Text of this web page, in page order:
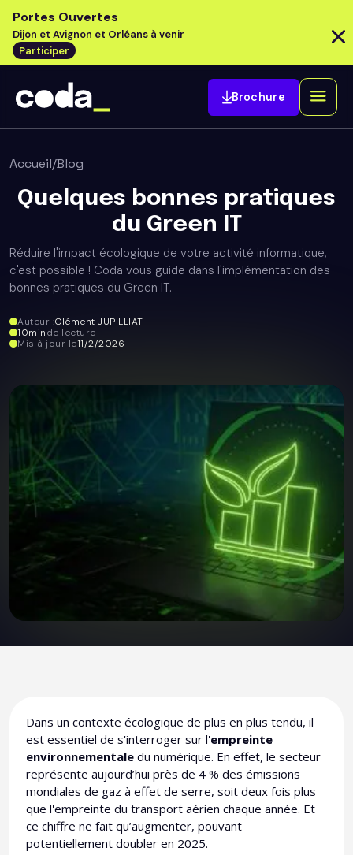
Portes Ouvertes
Dijon et Avignon et Orléans à venir
Participer
Brochure
Accueil/Blog
Quelques bonnes pratiques
du Green IT
Réduire l'impact écologique de votre activité informatique,
c'est possible ! Coda vous guide dans l'implémentation des
bonnes pratiques du Green IT.
Auteur :Clément JUPILLIAT
10minde lecture
Mis à jour le11/2/2026
Dans un contexte écologique de plus en plus tendu, il
est essentiel de s'interroger sur l'empreinte
environnementale du numérique. En effet, le secteur
représente aujourd’hui près de 4 % des émissions
mondiales de gaz à effet de serre, soit deux fois plus
que l'empreinte du transport aérien chaque année. Et
ce chiffre ne fait qu’augmenter, pouvant
potentiellement doubler en 2025.